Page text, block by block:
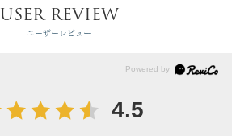
USER REVIEW
ユーザーレビュー
4.5